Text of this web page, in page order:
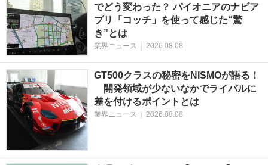
でどう変わった？ パイオニアのナビア
プリ「コッチ」を使って感じた“驚
き”とは
業界ニュース 2026.08.08
GT500クラスの秘密をNISMOが語る！
開発領域が少ないなかでライバルに
差を付けるポイントとは
業界ニュース 2026.08.08